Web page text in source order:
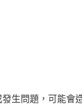
生問題，可能會